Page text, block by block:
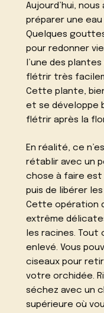
Aujourd’hui,
préparer une eau
Quelques
pour redonner
l’une des
flétrir très
Cette plante,
et se développe
flétrir après la
En réalité, ce
rétablir avec un
chose à faire
puis de libérer
Cette opération
extrême
les racines.
enlevé. Vous
ciseaux pour
votre orchidée.
séchez avec un
supérieure où